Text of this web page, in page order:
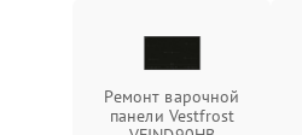
Ремонт варочной
панели Vestfrost